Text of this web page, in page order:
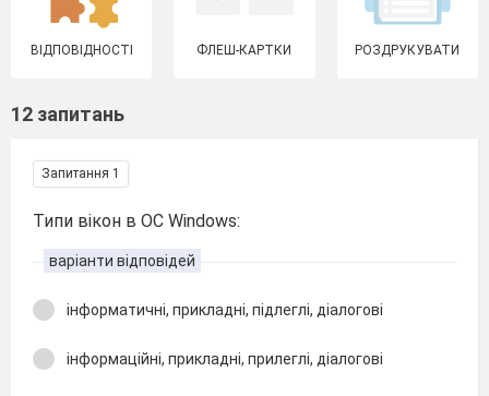
ВІДПОВІДНОСТІ ФЛЕШ-КАРТКИ РОЗДРУКУВАТИ
12 запитань
Запитання 1
Типи вікон в ОС Windows:
варіанти відповідей
інформатичні, прикладні, підлеглі, діалогові
інформаційні, прикладні, прилеглі, діалогові